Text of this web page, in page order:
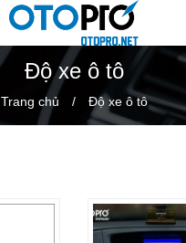
Độ xe ô tô
Trang chủ Độ xe ô tô